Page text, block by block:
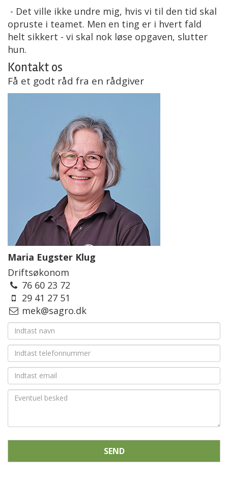
- Det ville ikke undre mig, hvis vi til den tid skal
opruste i teamet. Men en ting er i hvert fald
helt sikkert - vi skal nok løse opgaven, slutter
hun.
Kontakt os
Få et godt råd fra en rådgiver
Maria Eugster Klug
Driftsøkonom
76 60 23 72
29 41 27 51
mek@sagro.dk
SEND